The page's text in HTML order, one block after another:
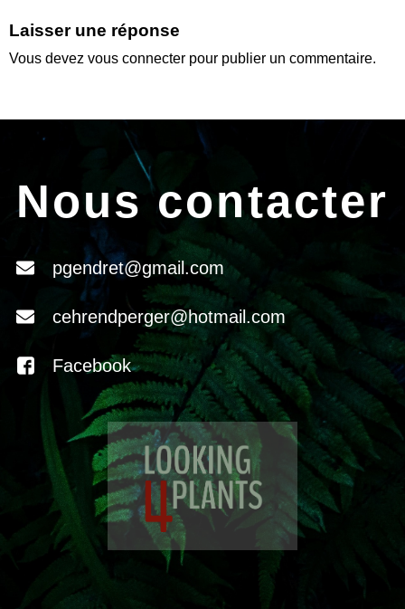
Laisser une réponse
Vous devez vous connecter pour publier un commentaire.
Nous contacter
pgendret@gmail.com
cehrendperger@hotmail.com
Facebook